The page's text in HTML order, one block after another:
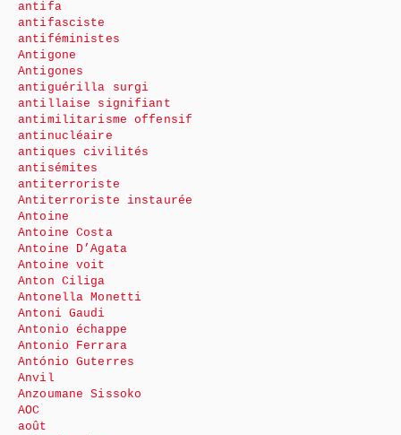
antifa
antifasciste
antiféministes
Antigone
Antigones
antiguérilla surgi
antillaise signifiant
antimilitarisme offensif
antinucléaire
antiques civilités
antisémites
antiterroriste
Antiterroriste instaurée
Antoine
Antoine Costa
Antoine D’Agata
Antoine voit
Anton Ciliga
Antonella Monetti
Antoni Gaudi
Antonio échappe
Antonio Ferrara
António Guterres
Anvil
Anzoumane Sissoko
AOC
août